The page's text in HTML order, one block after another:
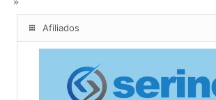
Afiliados